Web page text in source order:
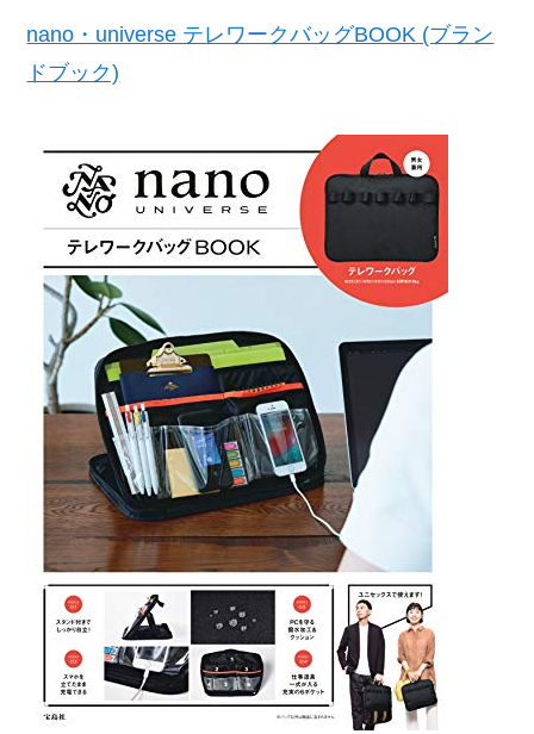
nano・universe テレワークバッグBOOK (ブラン
ドブック)